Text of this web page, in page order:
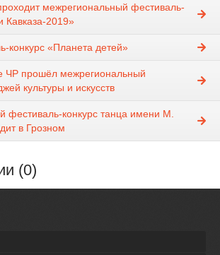
межрегиональный фестиваль-
Кавказа-2019»
конкурс «Планета детей»
ЧР прошёл межрегиональный
культуры и искусств
фестиваль-конкурс танца имени М.
в Грозном
(0)